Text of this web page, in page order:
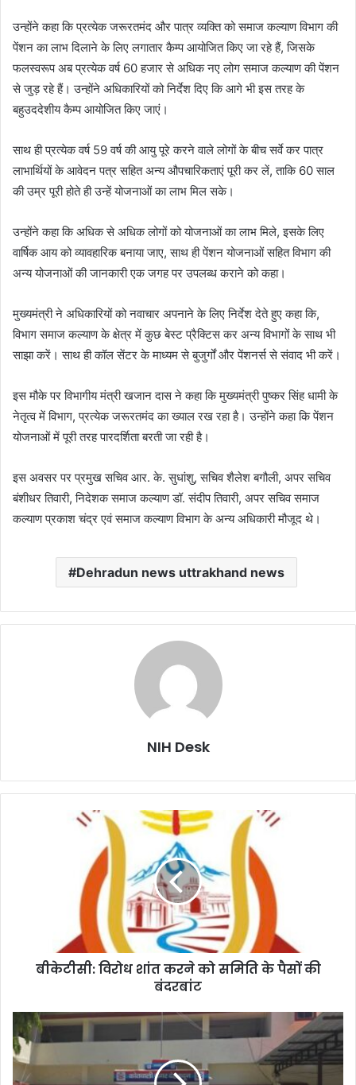
उन्होंने कहा कि प्रत्येक जरूरतमंद और पात्र व्यक्ति को समाज कल्याण विभाग की
पेंशन का लाभ दिलाने के लिए लगातार कैम्प आयोजित किए जा रहे हैं, जिसके
फलस्वरूप अब प्रत्येक वर्ष 60 हजार से अधिक नए लोग समाज कल्याण की पेंशन
से जुड़ रहे हैं। उन्होंने अधिकारियों को निर्देश दिए कि आगे भी इस तरह के
बहुउददेशीय कैम्प आयोजित किए जाएं।
साथ ही प्रत्येक वर्ष 59 वर्ष की आयु पूरे करने वाले लोगों के बीच सर्वे कर पात्र
लाभार्थियों के आवेदन पत्र सहित अन्य औपचारिकताएं पूरी कर लें, ताकि 60 साल
की उम्र पूरी होते ही उन्हें योजनाओं का लाभ मिल सके।
उन्होंने कहा कि अधिक से अधिक लोगों को योजनाओं का लाभ मिले, इसके लिए
वार्षिक आय को व्यावहारिक बनाया जाए, साथ ही पेंशन योजनाओं सहित विभाग की
अन्य योजनाओं की जानकारी एक जगह पर उपलब्ध कराने को कहा।
मुख्यमंत्री ने अधिकारियों को नवाचार अपनाने के लिए निर्देश देते हुए कहा कि,
विभाग समाज कल्याण के क्षेत्र में कुछ बेस्ट प्रैक्टिस कर अन्य विभागों के साथ भी
साझा करें। साथ ही कॉल सेंटर के माध्यम से बुजुर्गों और पेंशनर्स से संवाद भी करें।
इस मौके पर विभागीय मंत्री खजान दास ने कहा कि मुख्यमंत्री पुष्कर सिंह धामी के
नेतृत्व में विभाग, प्रत्येक जरूरतमंद का ख्याल रख रहा है। उन्होंने कहा कि पेंशन
योजनाओं में पूरी तरह पारदर्शिता बरती जा रही है।
इस अवसर पर प्रमुख सचिव आर. के. सुधांशु, सचिव शैलेश बगौली, अपर सचिव
बंशीधर तिवारी, निदेशक समाज कल्याण डॉ. संदीप तिवारी, अपर सचिव समाज
कल्याण प्रकाश चंद्र एवं समाज कल्याण विभाग के अन्य अधिकारी मौजूद थे।
Dehradun news uttrakhand news
NIH Desk
बंदरबांटबीकेटीसी: विरोध शांत करने को समिति के पैसों की
बंदरबांट
एसएसपी
दून
को
मिली